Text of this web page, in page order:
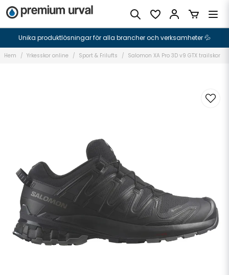
Unika produktlösningar för alla brancher och verksamheter 💦
Hem Yrkesskor online Sport & Frilufts Salomon XA Pro 3D v9 GTX trailskor